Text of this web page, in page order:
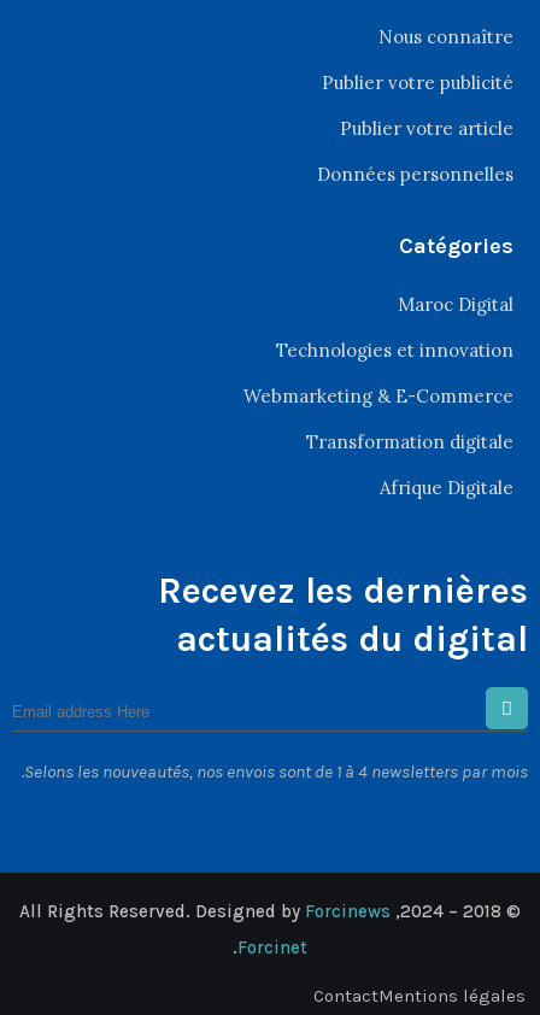
Nous connaître
Publier votre publicité
Publier votre article
Données personnelles
Catégories
Maroc Digital
Technologies et innovation
Webmarketing & E-Commerce
Transformation digitale
Afrique Digitale
Recevez les dernières
actualités du digital
Selons les nouveautés, nos envois sont de 1 à 4 newsletters par mois.
© 2018 – 2024,
Forcinews
Forcinet
.
Mentions légales
Contact